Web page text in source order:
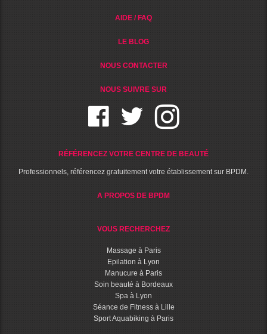
AIDE / FAQ
LE BLOG
NOUS CONTACTER
NOUS SUIVRE SUR
RÉFÉRENCEZ VOTRE CENTRE DE BEAUTÉ
Professionnels, référencez gratuitement votre établissement sur BPDM.
A PROPOS DE BPDM
VOUS RECHERCHEZ
Massage à Paris
Epilation à Lyon
Manucure à Paris
Soin beauté à Bordeaux
Spa à Lyon
Séance de Fitness à Lille
Sport Aquabiking à Paris